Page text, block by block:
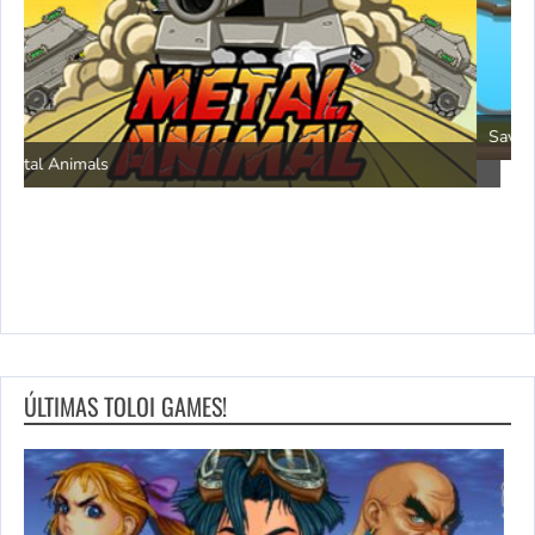
Save the Princess
ÚLTIMAS TOLOI GAMES!